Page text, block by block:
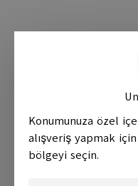
Konumunuza özel
alışveriş yapmak
bölgeyi seçin.